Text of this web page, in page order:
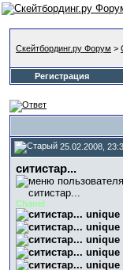
Скейтбординг.ру Форум >
Регистрация
25.02.2008,
ситистар...
Chanel